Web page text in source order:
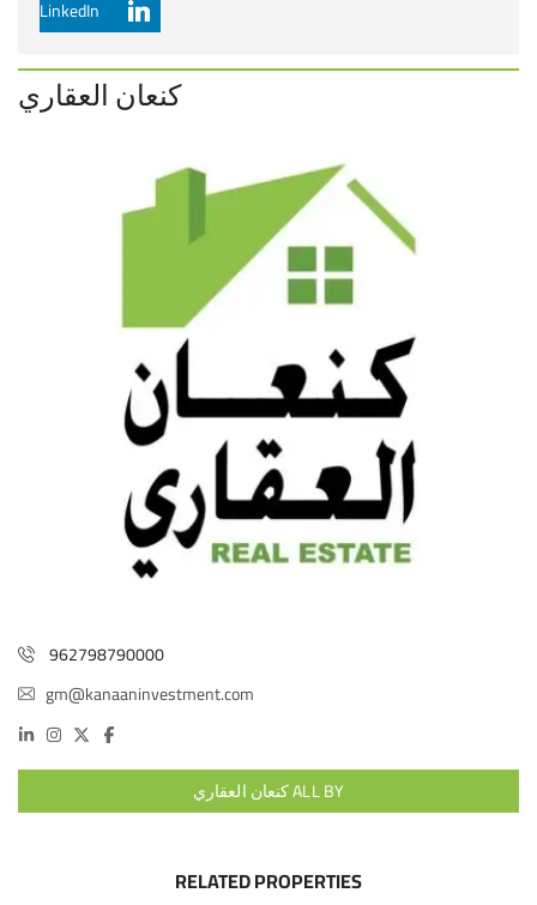
LinkedIn
كنعان العقاري
962798790000
gm@kanaaninvestment.com
ALL BY كنعان العقاري
RELATED PROPERTIES